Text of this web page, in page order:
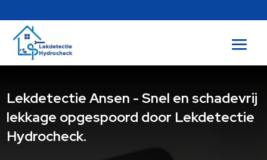
Lekdetectie Ansen - Snel en schadevrij
lekkage opgespoord door Lekdetectie
Hydrocheck.